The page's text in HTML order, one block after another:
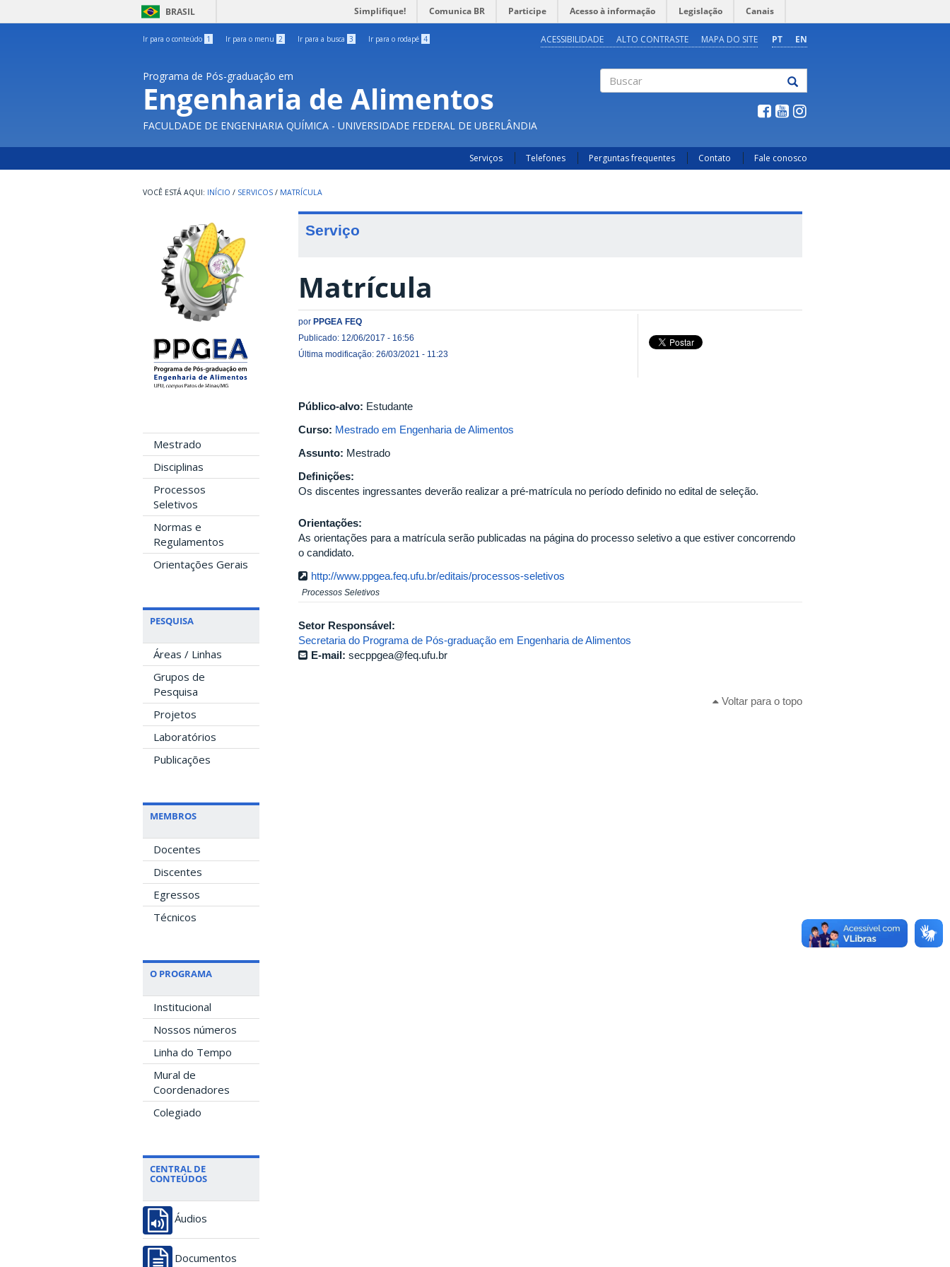
BRASIL Simplifique! Comunica BR Participe Acesso à informação Legislação Canais
Ir para o conteúdo 1 Ir para o menu 2 Ir para a busca 3 Ir para o rodapé 4 PT EN
ACESSIBILIDADE ALTO CONTRASTE MAPA DO SITE
Programa de Pós-graduação em
Engenharia de Alimentos
FACULDADE DE ENGENHARIA QUÍMICA - UNIVERSIDADE FEDERAL DE UBERLÂNDIA
Serviços Telefones Perguntas frequentes Contato Fale conosco
INÍCIO / SERVICOS / MATRÍCULA
Mestrado
Disciplinas
Processos
Seletivos
Normas e
Regulamentos
Orientações Gerais
PESQUISA
Áreas / Linhas
Grupos de
Pesquisa
Projetos
Laboratórios
Publicações
MEMBROS
Docentes
Discentes
Egressos
Técnicos
O PROGRAMA
Institucional
Nossos números
Linha do Tempo
Mural de
Coordenadores
Colegiado
CENTRAL DE
CONTEÚDOS
Áudios
Documentos
Serviço
Matrícula
por PPGEA FEQ
Publicado: 12/06/2017 - 16:56
Última modificação: 26/03/2021 - 11:23
Público-alvo: Estudante
Curso: Mestrado em Engenharia de Alimentos
Assunto: Mestrado
Definições:
Os discentes ingressantes deverão realizar a pré-matrícula no período definido no edital de seleção.
Orientações:
As orientações para a matrícula serão publicadas na página do processo seletivo a que estiver concorrendo
o candidato.
http://www.ppgea.feq.ufu.br/editais/processos-seletivos
Processos Seletivos
Setor Responsável:
Secretaria do Programa de Pós-graduação em Engenharia de Alimentos
E-mail: secppgea@feq.ufu.br
Voltar para o topo